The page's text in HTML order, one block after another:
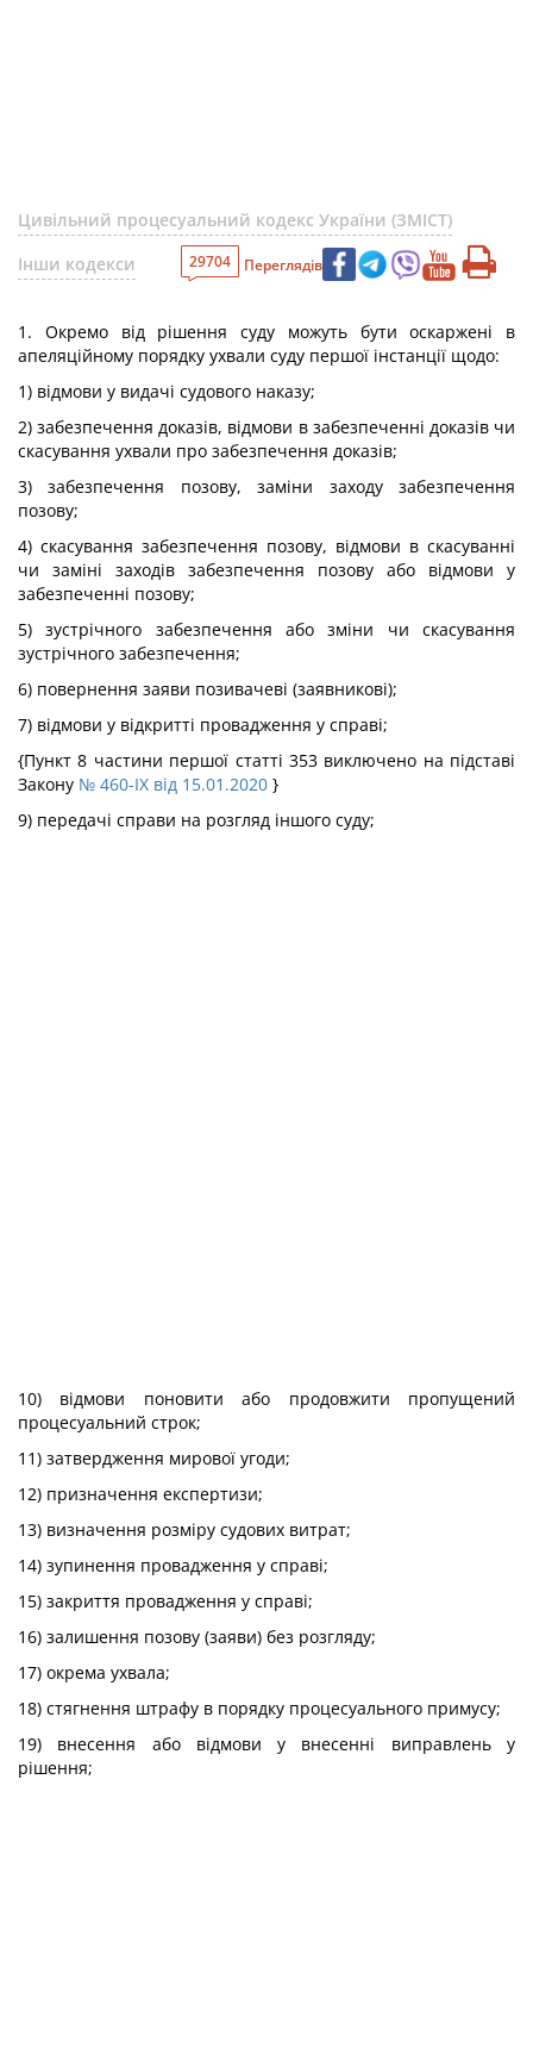
Цивільний процесуальний кодекс України (ЗМІСТ)
Інши кодекси
29704 Переглядів
1. Окремо від рішення суду можуть бути оскаржені в
апеляційному порядку ухвали суду першої інстанції щодо:
1) відмови у видачі судового наказу;
2) забезпечення доказів, відмови в забезпеченні доказів чи
скасування ухвали про забезпечення доказів;
3) забезпечення позову, заміни заходу забезпечення
позову;
4) скасування забезпечення позову, відмови в скасуванні
чи заміні заходів забезпечення позову або відмови у
забезпеченні позову;
5) зустрічного забезпечення або зміни чи скасування
зустрічного забезпечення;
6) повернення заяви позивачеві (заявникові);
7) відмови у відкритті провадження у справі;
{Пункт 8 частини першої статті 353 виключено на підставі
Закону № 460-IX від 15.01.2020 }
9) передачі справи на розгляд іншого суду;
10) відмови поновити або продовжити пропущений
процесуальний строк;
11) затвердження мирової угоди;
12) призначення експертизи;
13) визначення розміру судових витрат;
14) зупинення провадження у справі;
15) закриття провадження у справі;
16) залишення позову (заяви) без розгляду;
17) окрема ухвала;
18) стягнення штрафу в порядку процесуального примусу;
19) внесення або відмови у внесенні виправлень у
рішення;